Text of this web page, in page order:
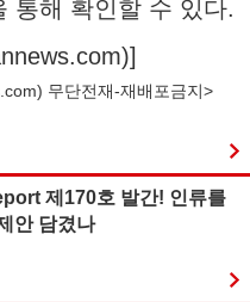
통해 확인할 수 있다.
)]
) 무단전재-재배포금지>
제170호 발간! 인류를
안 담겼나